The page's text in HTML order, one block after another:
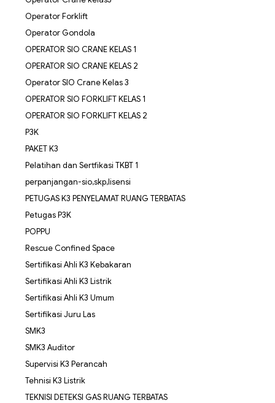
Operator Forklift
Operator Gondola
OPERATOR SIO CRANE KELAS 1
OPERATOR SIO CRANE KELAS 2
Operator SIO Crane Kelas 3
OPERATOR SIO FORKLIFT KELAS 1
OPERATOR SIO FORKLIFT KELAS 2
P3K
PAKET K3
Pelatihan dan Sertfikasi TKBT 1
perpanjangan-sio,skp,lisensi
PETUGAS K3 PENYELAMAT RUANG TERBATAS
Petugas P3K
POPPU
Rescue Confined Space
Sertifikasi Ahli K3 Kebakaran
Sertifikasi Ahli K3 Listrik
Sertifikasi Ahli K3 Umum
Sertifikasi Juru Las
SMK3
SMK3 Auditor
Supervisi K3 Perancah
Tehnisi K3 Listrik
TEKNISI DETEKSI GAS RUANG TERBATAS